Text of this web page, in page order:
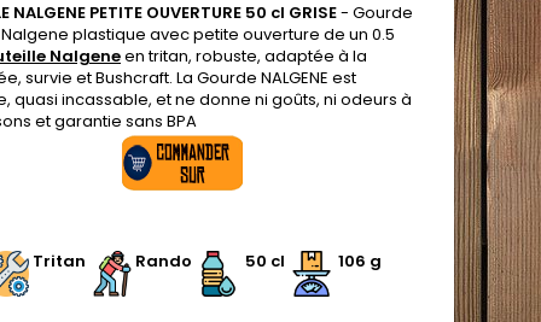
NALGENE PETITE OUVERTURE 50 cl GRISE- Gourde
plastique avec petite ouverture de un 0.5
Nalgeneen tritan, robuste, adaptée à la
survie et Bushcraft. La Gourde NALGENE est
quasi incassable, et ne donne ni goûts, ni odeurs à
et garantie sans BPA
Tritan
Rando 50 cl 106 g